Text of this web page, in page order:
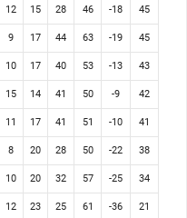
12 15 28 46 -18 45
9 17 44 63 -19 45
10 17 40 53 -13 43
15 14 41 50 -9 42
11 17 41 51 -10 41
8 20 28 50 -22 38
10 20 32 57 -25 34
12 23 25 61 -36 21